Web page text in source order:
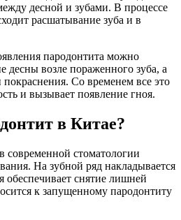
десной и зубами. В процессе
расшатывание зуба и в
пародонтита можно
десны возле пораженного зуба, а
Со временем все это
и вызывает появление гноя.
в Китае?
современной стоматологии
На зубной ряд накладывается
обеспечивает снятие лишней
к запущенному пародонтиту